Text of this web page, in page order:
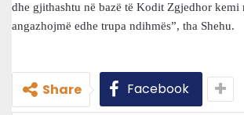
dhe gjithashtu në bazë të Kodit Zgjedhor kemi
angazhojmë edhe trupa ndihmës”, tha Shehu.
Share Facebook